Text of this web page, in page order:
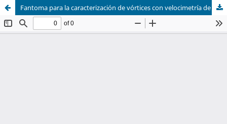
Fantoma para la caracterización de vórtices con velocimetría de imágenes de partículas (PIV)